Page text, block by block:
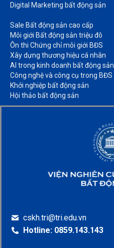
Digital Marketing bất động sản​
Sale Bất động sản cao cấp​
Môi giới Bất động sản triệu đô​
Ôn thi Chứng chỉ môi giới BĐS​
Xây dựng thương hiệu cá nhân​
AI trong kinh doanh bất động sản​
Công nghệ và công cụ trong BĐS​
Khởi nghiệp bất động sản​
Hội thảo bất động sản​
cskh.tri@tri.edu.vn
Hotline: 0859.143.143